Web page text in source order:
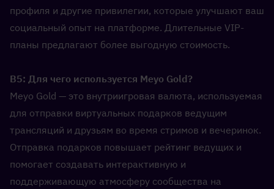
профиля и другие привилегии, которые улучшают ваш
социальный опыт на платформе. Длительные VIP-
планы предлагают более выгодную стоимость.
В5: Для чего используется Meyo Gold?
Meyo Gold — это внутриигровая валюта, используемая
для отправки виртуальных подарков ведущим
трансляций и друзьям во время стримов и вечеринок.
Отправка подарков повышает рейтинг ведущих и
помогает создавать интерактивную и
поддерживающую атмосферу сообщества на